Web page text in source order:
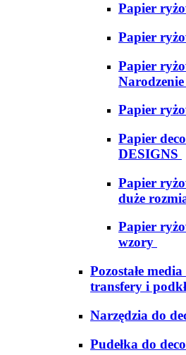
Papier
Papier
Papier
Narodzenie
Papier
Papier
DESIGNS
Papier
duże
Papier
wzory
Pozostałe
transfery i
Narzędzia do
Pudełka do